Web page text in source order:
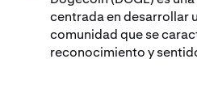
centrada en desarrollar
comunidad que se
reconocimiento y